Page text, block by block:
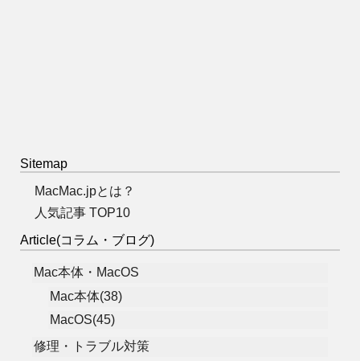
Sitemap
MacMac.jpとは？
人気記事 TOP10
Article(コラム・ブログ)
Mac本体・MacOS
Mac本体(38)
MacOS(45)
修理・トラブル対策